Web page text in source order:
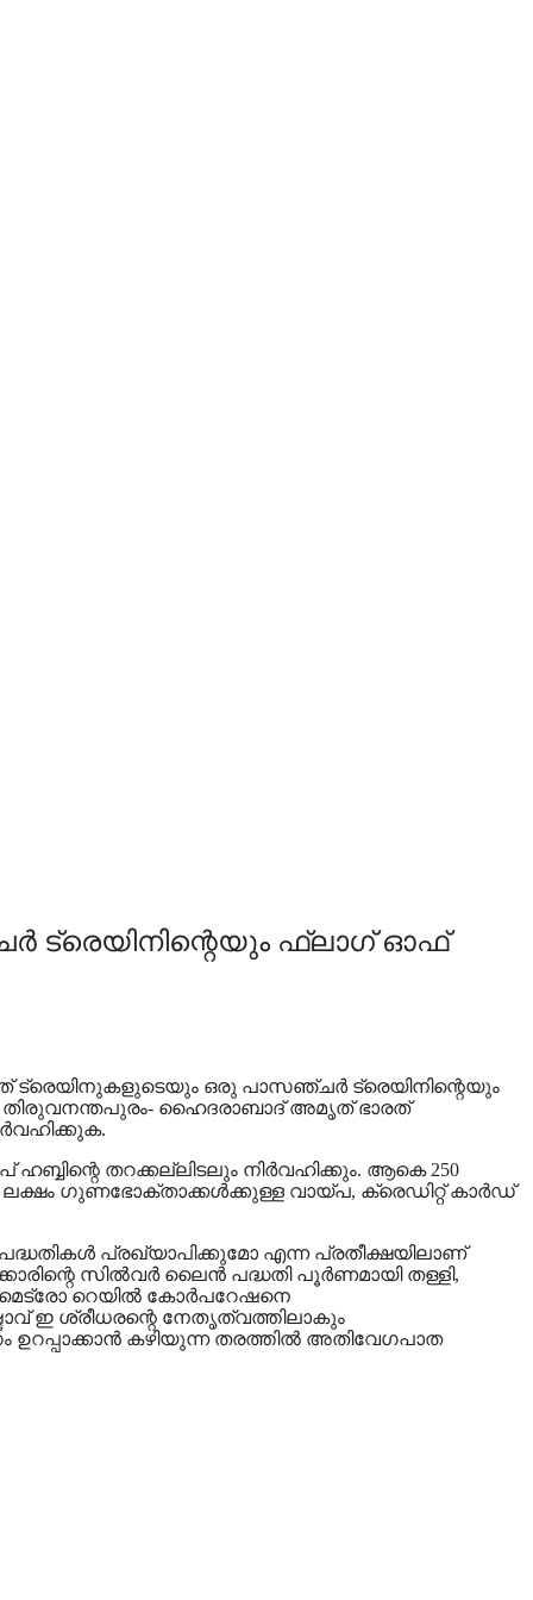
ട്രെയിനിന്റെയും ഫ്‌ലാഗ് ഓഫ്
ട്രെയിനുകളുടെയും ഒരു പാസഞ്ചര്‍ ട്രെയിനിന്റെയും
ഹൈദരാബാദ് അമൃത് ഭാരത്
തറക്കല്ലിടലും നിര്‍വഹിക്കും. ആകെ 250
ഗുണഭോക്താക്കള്‍ക്കുള്ള വായ്പ, ക്രെഡിറ്റ് കാര്‍ഡ്
പ്രഖ്യാപിക്കുമോ എന്ന പ്രതീക്ഷയിലാണ്
സില്‍വര്‍ ലൈന്‍ പദ്ധതി പൂര്‍ണമായി തള്ളി,
മെട്രോ റെയില്‍ കോര്‍പറേഷനെ
ഇ ശ്രീധരന്റെ നേതൃത്വത്തിലാകും
ഉറപ്പാക്കാന്‍ കഴിയുന്ന തരത്തില്‍ അതിവേഗപാത